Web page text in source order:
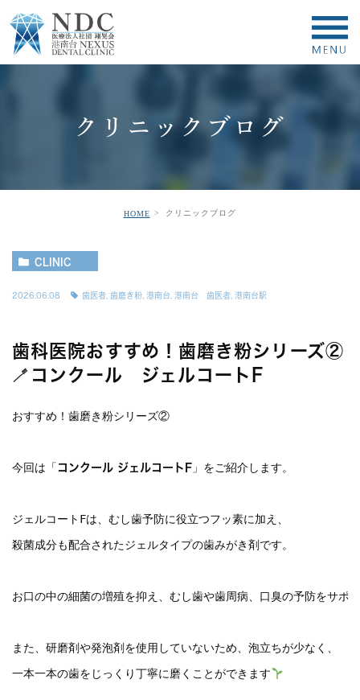
クリニックブログ
HOME クリニックブログ
CLINIC
2026.06.08 歯医者 歯磨き粉 港南台 港南台 歯医者 港南台駅
歯科医院おすすめ！歯磨き粉シリーズ②
🪥コンクール ジェルコートF
おすすめ！歯磨き粉シリーズ②
今回は「 コンクール ジェルコートF 」をご紹介します。
ジェルコートFは、むし歯予防に役立つフッ素に加え、
殺菌成分も配合されたジェルタイプの歯みがき剤です。
お口の中の細菌の増殖を抑え、むし歯や歯周病、口臭の予防をサポ
また、研磨剤や発泡剤を使用していないため、泡立ちが少なく、
一本一本の歯をじっくり丁寧に磨くことができます